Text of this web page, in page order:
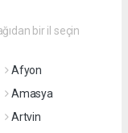
bir il seçin
Afyon
Amasya
Artvin